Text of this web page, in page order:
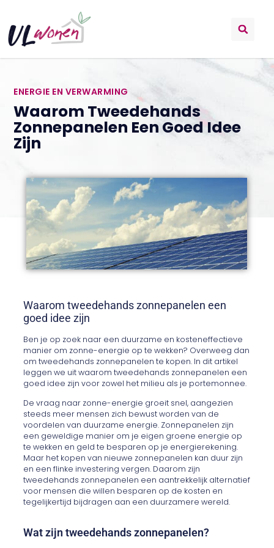
ENERGIE EN VERWARMING
Waarom Tweedehands
Zonnepanelen Een Goed Idee
Zijn
Waarom tweedehands zonnepanelen een
goed idee zijn
Ben je op zoek naar een duurzame en kosteneffectieve
manier om zonne-energie op te wekken? Overweeg dan
om tweedehands zonnepanelen te kopen. In dit artikel
leggen we uit waarom tweedehands zonnepanelen een
goed idee zijn voor zowel het milieu als je portemonnee.
De vraag naar zonne-energie groeit snel, aangezien
steeds meer mensen zich bewust worden van de
voordelen van duurzame energie. Zonnepanelen zijn
een geweldige manier om je eigen groene energie op
te wekken en geld te besparen op je energierekening.
Maar het kopen van nieuwe zonnepanelen kan duur zijn
en een flinke investering vergen. Daarom zijn
tweedehands zonnepanelen een aantrekkelijk alternatief
voor mensen die willen besparen op de kosten en
tegelijkertijd bijdragen aan een duurzamere wereld.
Wat zijn tweedehands zonnepanelen?